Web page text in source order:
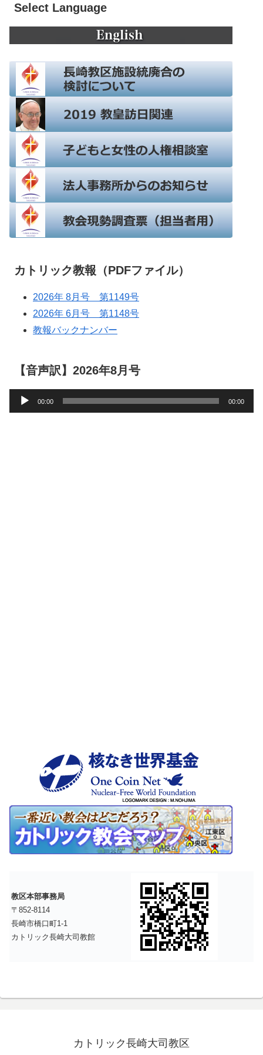
Select Language
カトリック教報（PDFファイル）
2026年 8月号 第1149号
2026年 6月号 第1148号
教報バックナンバー
【音声訳】2026年8月号
声
00:00 00:00
教区本部事務局
〒852-8114
長崎市橋口町1-1
カトリック長崎大司教館
カトリック長崎大司教区